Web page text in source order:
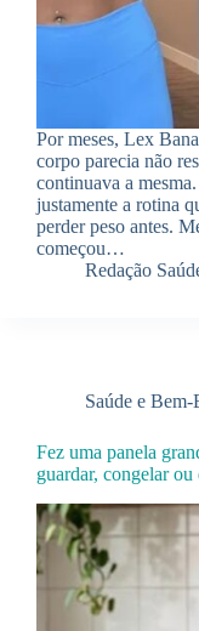
Por meses, Lex
corpo parecia não
continuava a
justamente a rotina
perder peso antes.
começou…
Redação
Saúde e Bem-
Fez uma panela
guardar, congelar ou